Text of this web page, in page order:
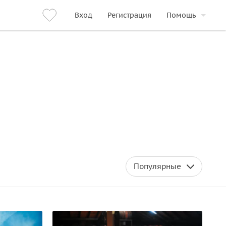
Вход Регистрация Помощь
Популярные